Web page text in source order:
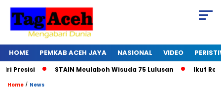
HOME PEMKAB ACEH JAYA NASIONAL VIDEO
STAIN Meulaboh Wisuda 75 Lulusan Ikut Retreat Hari Ke-
Home / News